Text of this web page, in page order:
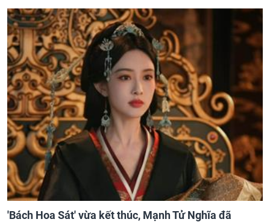
'Bách Hoa Sát' vừa kết thúc, Mạnh Tử Nghĩa đã